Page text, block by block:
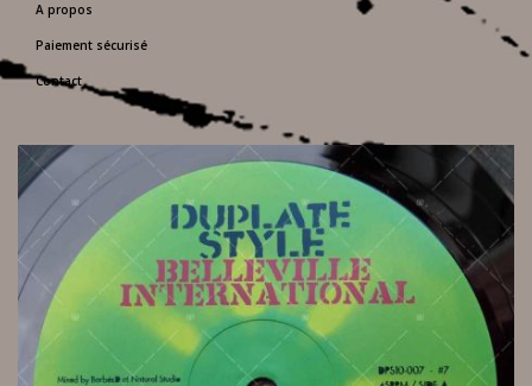
A propos
Paiement sécurisé
Contact